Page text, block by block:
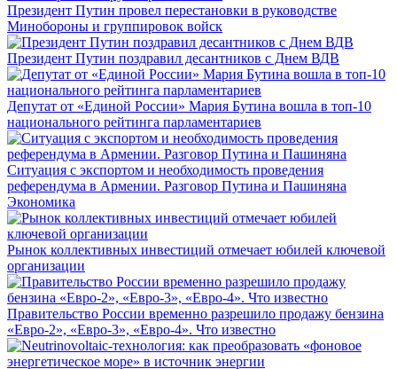
Президент Путин провел перестановки в руководстве
Минобороны и группировок войск
Президент Путин поздравил десантников с Днем ВДВ
Депутат от «Единой России» Мария Бутина вошла в топ-10
национального рейтинга парламентариев
Ситуация с экспортом и необходимость проведения
референдума в Армении. Разговор Путина и Пашиняна
Экономика
Рынок коллективных инвестиций отмечает юбилей ключевой
организации
Правительство России временно разрешило продажу бензина
«Евро-2», «Евро-3», «Евро-4». Что известно